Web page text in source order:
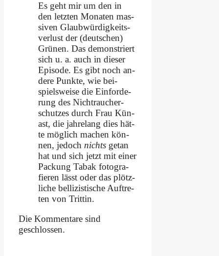
Es geht mir um den in
den letz­ten Mo­na­ten mas­
si­ven Glaub­wür­dig­keits­
ver­lust der (deut­schen)
Grü­nen. Das de­mon­striert
sich u. a. auch in die­ser
Epi­so­de. Es gibt noch an­
de­re Punk­te, wie bei­
spiels­wei­se die Ein­for­de­
rung des Nicht­rau­cher­
schut­zes durch Frau Kün­
ast, die jah­re­lang dies hät­
te mög­lich ma­chen kön­
nen, je­doch nichts ge­tan
hat und sich jetzt mit ei­ner
Packung Ta­bak fo­to­gra­
fie­ren lässt oder das plötz­
li­che bel­li­zi­sti­sche Auf­tre­
ten von Trit­tin.
Die Kommentare sind
geschlossen.